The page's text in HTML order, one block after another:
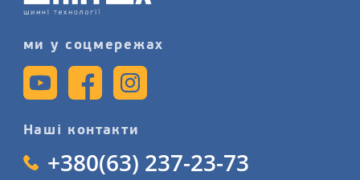
дисків більш детально на сайті.
ми у соцмережах
Наші контакти
+380(63) 237-23-73